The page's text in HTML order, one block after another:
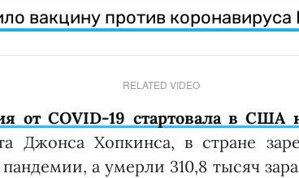
вакцину против коронавируса
RELATED VIDEO
от COVID-19 стартовала в США
Джонса Хопкинса, в стране
а умерли 310,8 тысяч